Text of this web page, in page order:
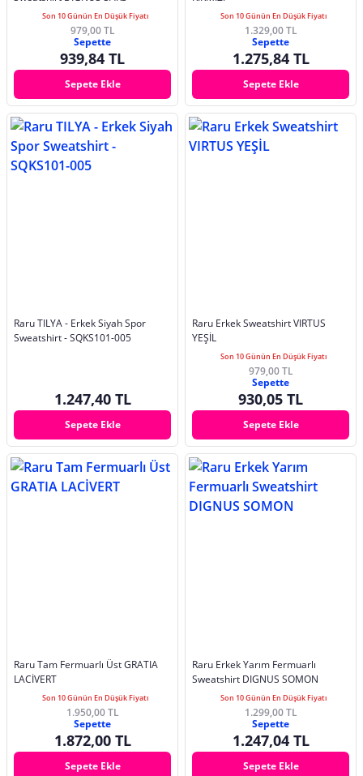
Son 10 Günün En Düşük Fiyatı
979,00 TL
Sepette
939,84 TL
Sepete Ekle
Son 10 Günün En Düşük Fiyatı
1.329,00 TL
Sepette
1.275,84 TL
Sepete Ekle
Raru TILYA - Erkek Siyah Spor
Sweatshirt - SQKS101-005
1.247,40 TL
Sepete Ekle
Raru Erkek Sweatshirt VIRTUS
YEŞİL
Son 10 Günün En Düşük Fiyatı
979,00 TL
Sepette
930,05 TL
Sepete Ekle
Raru Tam Fermuarlı Üst GRATIA
LACİVERT
Son 10 Günün En Düşük Fiyatı
1.950,00 TL
Sepette
1.872,00 TL
Sepete Ekle
Raru Erkek Yarım Fermuarlı
Sweatshirt DIGNUS SOMON
Son 10 Günün En Düşük Fiyatı
1.299,00 TL
Sepette
1.247,04 TL
Sepete Ekle